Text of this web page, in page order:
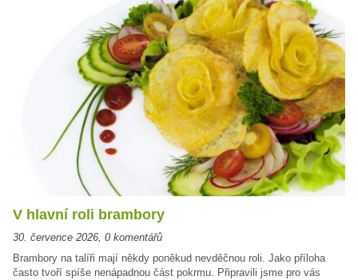
V hlavní roli brambory
30. července 2026, 0 komentářů
Brambory na talíři mají někdy poněkud nevděčnou roli. Jako příloha
často tvoří spíše nenápadnou část pokrmu. Připravili jsme pro vás